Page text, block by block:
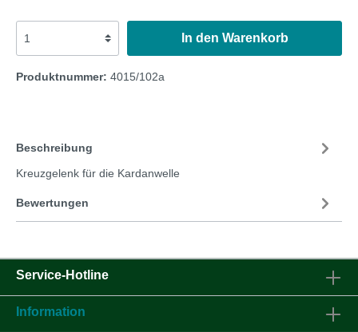
In den Warenkorb
Produktnummer: 4015/102a
Beschreibung
Kreuzgelenk für die Kardanwelle
Bewertungen
Service-Hotline
Information